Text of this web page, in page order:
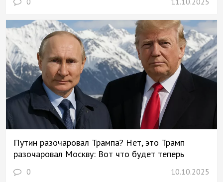
Путин разочаровал Трампа? Нет, это Трамп
разочаровал Москву: Вот что будет теперь
0 10.10.2025